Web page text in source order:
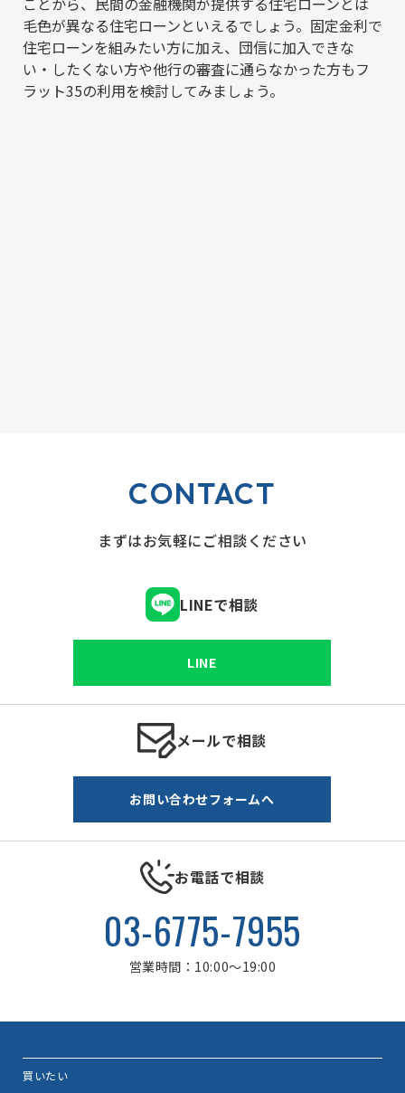
毛色が異なる住宅ローンといえるでしょう。固定金利で
住宅ローンを組みたい方に加え、団信に加入できな
い・したくない方や他行の審査に通らなかった方もフ
ラット35の利用を検討してみましょう。
CONTACT
まずはお気軽にご相談ください
LINEで相談
LINE
メールで相談
お問い合わせフォームへ
お電話で相談
03-6775-7955
営業時間：10:00～19:00
買いたい